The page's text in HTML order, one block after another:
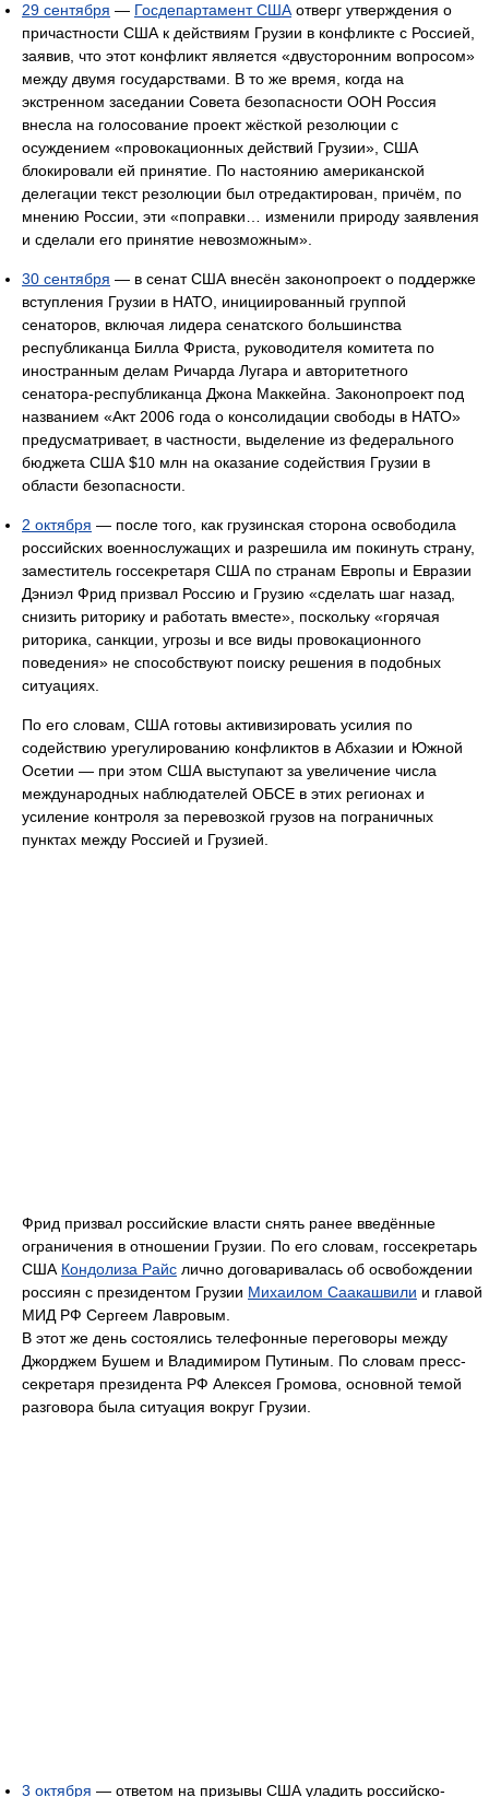
29 сентября — Госдепартамент США отверг утверждения о
причастности США к действиям Грузии в конфликте с Россией,
заявив, что этот конфликт является «двусторонним вопросом»
между двумя государствами. В то же время, когда на
экстренном заседании Совета безопасности ООН Россия
внесла на голосование проект жёсткой резолюции с
осуждением «провокационных действий Грузии», США
блокировали ей принятие. По настоянию американской
делегации текст резолюции был отредактирован, причём, по
мнению России, эти «поправки… изменили природу заявления
и сделали его принятие невозможным».
30 сентября — в сенат США внесён законопроект о поддержке
вступления Грузии в НАТО, инициированный группой
сенаторов, включая лидера сенатского большинства
республиканца Билла Фриста, руководителя комитета по
иностранным делам Ричарда Лугара и авторитетного
сенатора-республиканца Джона Маккейна. Законопроект под
названием «Акт 2006 года о консолидации свободы в НАТО»
предусматривает, в частности, выделение из федерального
бюджета США $10 млн на оказание содействия Грузии в
области безопасности.
2 октября — после того, как грузинская сторона освободила
российских военнослужащих и разрешила им покинуть страну,
заместитель госсекретаря США по странам Европы и Евразии
Дэниэл Фрид призвал Россию и Грузию «сделать шаг назад,
снизить риторику и работать вместе», поскольку «горячая
риторика, санкции, угрозы и все виды провокационного
поведения» не способствуют поиску решения в подобных
ситуациях.
По его словам, США готовы активизировать усилия по
содействию урегулированию конфликтов в Абхазии и Южной
Осетии — при этом США выступают за увеличение числа
международных наблюдателей ОБСЕ в этих регионах и
усиление контроля за перевозкой грузов на пограничных
пунктах между Россией и Грузией.
Фрид призвал российские власти снять ранее введённые
ограничения в отношении Грузии. По его словам, госсекретарь
США Кондолиза Райс лично договаривалась об освобождении
россиян с президентом Грузии Михаилом Саакашвили и главой
МИД РФ Сергеем Лавровым.
В этот же день состоялись телефонные переговоры между
Джорджем Бушем и Владимиром Путиным. По словам пресс-
секретаря президента РФ Алексея Громова, основной темой
разговора была ситуация вокруг Грузии.
3 октября — ответом на призывы США уладить российско-